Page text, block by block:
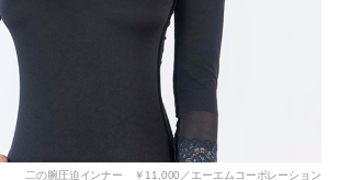
二の腕圧迫インナー ￥11,000／エーエムコーポレーション